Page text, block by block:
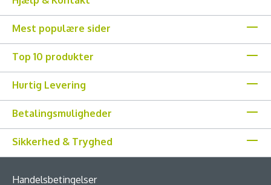
Mest populære sider
Top 10 produkter
Hurtig Levering
Betalingsmuligheder
Sikkerhed & Tryghed
Handelsbetingelser